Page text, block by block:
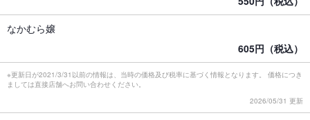
なかむら嬢
605円（税込）
※更新日が2021/3/31以前の情報は、当時の価格及び税率に基づく情報となります。 価格につき
ましては直接店舗へお問い合わせください。
2026/05/31 更新